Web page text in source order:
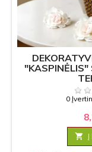
"KASPINĖLIS"
0
 Į